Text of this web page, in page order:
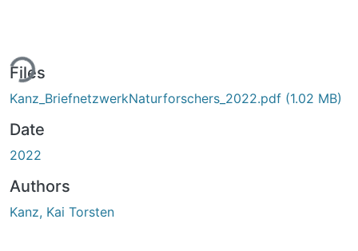
Files
Kanz_BriefnetzwerkNaturforschers_2022.pdf (1.02 MB)
Date
2022
Authors
Kanz, Kai Torsten